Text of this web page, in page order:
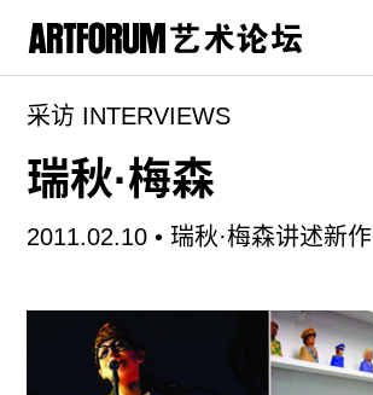
artguide
新闻
展评
杂志
ENGLISH
采访 INTERVIEWS
瑞秋·梅森
2011.02.10 • 瑞秋·梅森讲述新作